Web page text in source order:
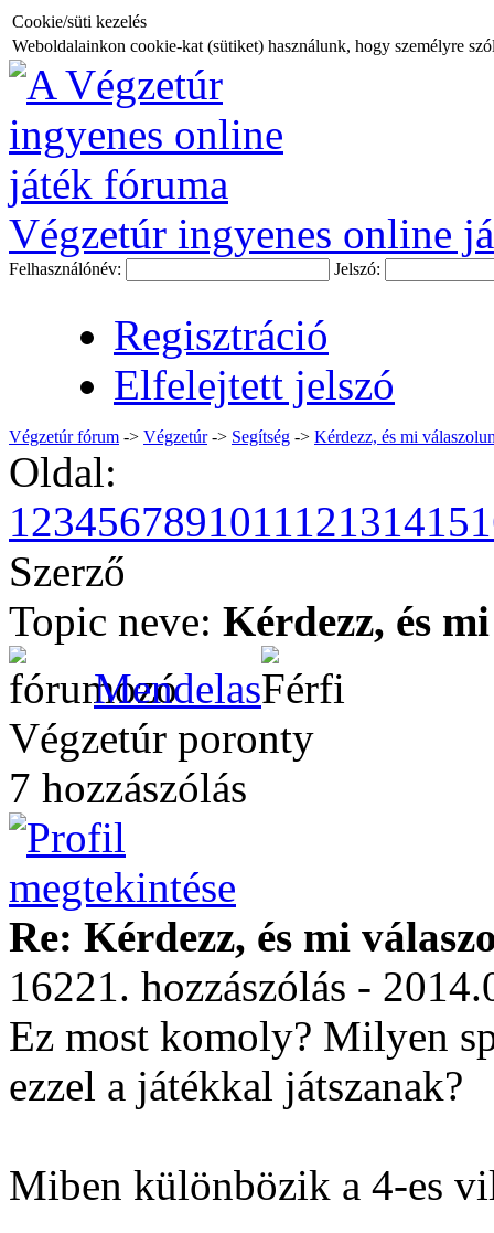
Cookie/süti kezelés
Weboldalainkon cookie-kat (sütiket) használunk, hogy személyre
Végzetúr ingyenes online
Felhasználónév: Jelszó:
Regisztráció
Elfelejtett jelszó
Végzetúr fórum -> Végzetúr-> Segítség -> Kérdezz, és mi
Oldal:
123456789101112131415
Szerző
Topic neve: Kérdezz, és
Mendelas
Végzetúr poronty
7 hozzászólás
Re: Kérdezz, és mi
16221. hozzászólás -
Ez most komoly? Milyen
ezzel a játékkal játszanak?
Miben különbözik a 4-es